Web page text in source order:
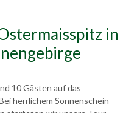
in
10 Gästen auf das
herrlichem Sonnenschein